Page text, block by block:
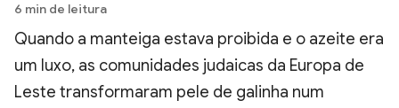
6 min de leitura
Quando a manteiga estava proibida e o azeite era
um luxo, as comunidades judaicas da Europa de
Leste transformaram pele de galinha num